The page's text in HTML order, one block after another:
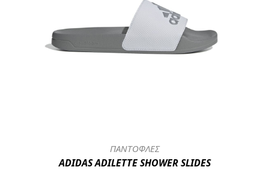
ΠΑΝΤΟΦΛΕΣ
ADIDAS ADILETTE SHOWER SLIDES